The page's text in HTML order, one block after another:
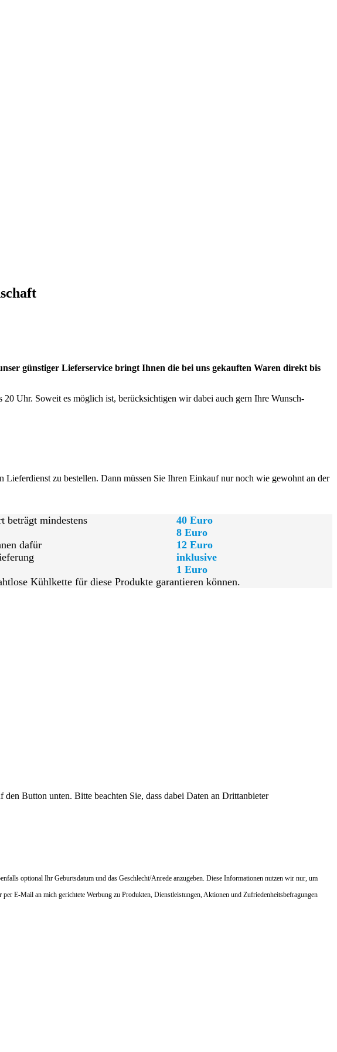
günstiger Lieferservice bringt Ihnen die bei uns gekauften Waren direkt bis
Uhr. Soweit es möglich ist, berücksichtigen wir dabei auch gern Ihre Wunsch-
zu bestellen. Dann müssen Sie Ihren Einkauf nur noch wie gewohnt an der
beträgt mindestens
40 Euro
8 Euro
dafür
12 Euro
inklusive
1 Euro
Kühlkette für diese Produkte garantieren können.
Button unten. Bitte beachten Sie, dass dabei Daten an Drittanbieter
optional Ihr Geburtsdatum und das Geschlecht/Anrede anzugeben. Diese Informationen nutzen wir nur, um
E-Mail an mich gerichtete Werbung zu Produkten, Dienstleistungen, Aktionen und Zufriedenheitsbefragungen